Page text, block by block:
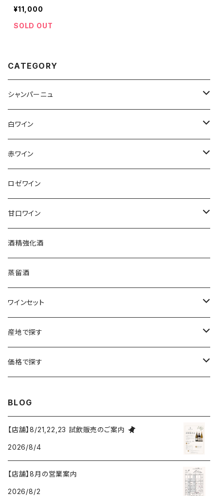
ー・エドシック
¥11,000
SOLD OUT
CATEGORY
シャンパーニュ
アンリ・ジロー
アンリ・ビリオ・フィス
エティエンヌ・ルフェーヴル
クリスチャン・ゴセ
クロード・カザル
ジェローム・ルフェーヴル
シャルトーニュ・タイエ
シャルル・エドシック
ジャン・ラルマン
ドゥラモット
白ワイン
フランス
アルザス
ブルゴーニュ
ロワール
コトーシャンプノワ
ジュラ・サヴォワ
ドイツ
オーストラリア
ニュージーランド
南アフリカ
チリ
スロヴァキア
オーストリア
オレゴン州
ワシントン州
赤ワイン
フランス
アルザス
シュッド・ウエスト
ロワール
ジュラ・サヴォワ
シャンパーニュ
プロヴァンス
スロヴァキア
オーストラリア
ニュージーランド
南アフリカ
チリ
アメリカ
ワシントン州
カリフォルニア州
ロゼワイン
甘口ワイン
フランス
ソーテルヌ
酒精強化酒
蒸留酒
ワインセット
福袋
シャンパーニュセット
産地で探す
アメリカ
ワシントン州
カリフォルニア州
スロヴァキア
価格で探す
5,000円～6,999円
7,000円～9,999円
BLOG
【店舗】8/21,22,23 試飲販売のご案内
2026/8/4
【店舗】8月の営業案内
2026/8/2